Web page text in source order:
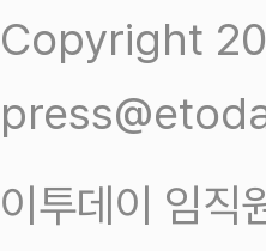
Copyright
이투데이 임직